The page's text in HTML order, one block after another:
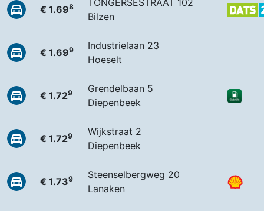
€ 1.698
TONGERSESTRAAT 102
Bilzen
€ 1.699
Industrielaan 23
Hoeselt
€ 1.729
Grendelbaan 5
Diepenbeek
€ 1.729
Wijkstraat 2
Diepenbeek
€ 1.739
Steenselbergweg 20
Lanaken